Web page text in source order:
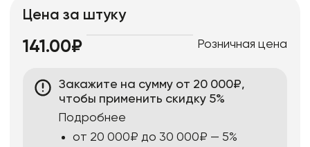
Цена за штуку
141.00₽ Розничная цена
Закажите на сумму от 20 000₽,
чтобы применить скидку 5%
Подробнее
от 20 000₽ до 30 000₽ — 5%